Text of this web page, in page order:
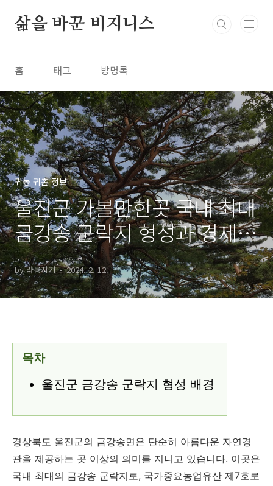
삶을 바꾼 비지니스
홈 태그 방명록
귀농 귀촌 정보
울진군 가볼만한곳 국내 최대
금강송 군락지 형성과 경제,
생태, 문화적 가치
by 라롱지기 2024. 2. 12.
목차
울진군 금강송 군락지 형성 배경
경상북도 울진군의 금강송면은 단순히 아름다운 자연경
관을 제공하는 곳 이상의 의미를 지니고 있습니다. 이곳은
국내 최대의 금강송 군락지로, 국가중요농업유산 제7호로